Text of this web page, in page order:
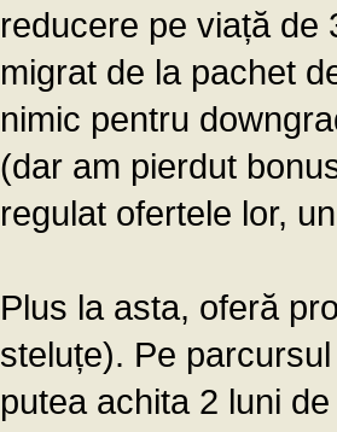
reducere pe viață de
migrat de la pachet
nimic pentru
(dar am pierdut
regulat ofertele lor,
Plus la asta, oferă
steluțe). Pe
putea achita 2 luni